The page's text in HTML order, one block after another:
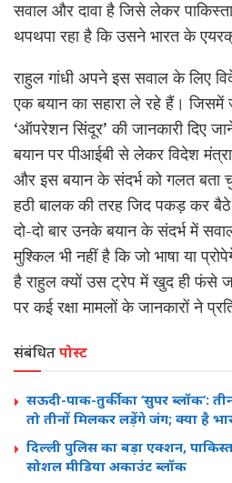
सवाल और दावा है जिसे लेकर
थपथपा रहा है कि उसने भारत के
राहुल गांधी अपने इस सवाल के लिए
एक बयान का सहारा ले रहे हैं। जिसमें
‘ऑपरेशन सिंदूर’ की जानकारी दिए
बयान पर पीआईबी से लेकर विदेश
और इस बयान के संदर्भ को गलत बता
हठी बालक की तरह जिद पकड़ कर बैठे
दो-दो बार उनके बयान के संदर्भ में
मुश्किल भी नहीं है कि जो भाषा या
है राहुल क्यों उस ट्रेप में खुद ही फंसे
पर कई रक्षा मामलों के जानकारों ने
संबंधितपोस्ट
सऊदी-पाक-तुर्की का ‘सुपर ब्लॉक’:
तो तीनों मिलकर लड़ेंगे जंग; क्या है
दिल्ली पुलिस का बड़ा एक्शन,
सोशल मीडिया अकाउंट ब्लॉक